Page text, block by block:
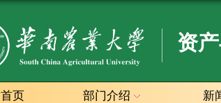
资
首页 部门介绍 新